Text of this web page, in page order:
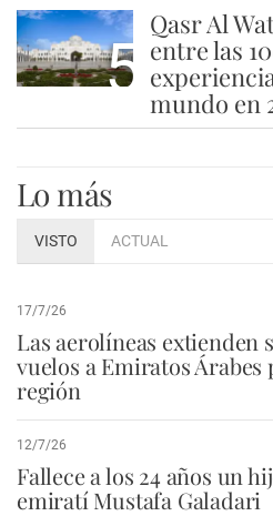
5
Qasr Al
entre las
mundo en
Lo más
VISTO ACTUAL
17/7/26
Las aerolíneas extienden
vuelos a Emiratos Árabes
región
12/7/26
Fallece a los 24 años un
emiratí Mustafa Galadari